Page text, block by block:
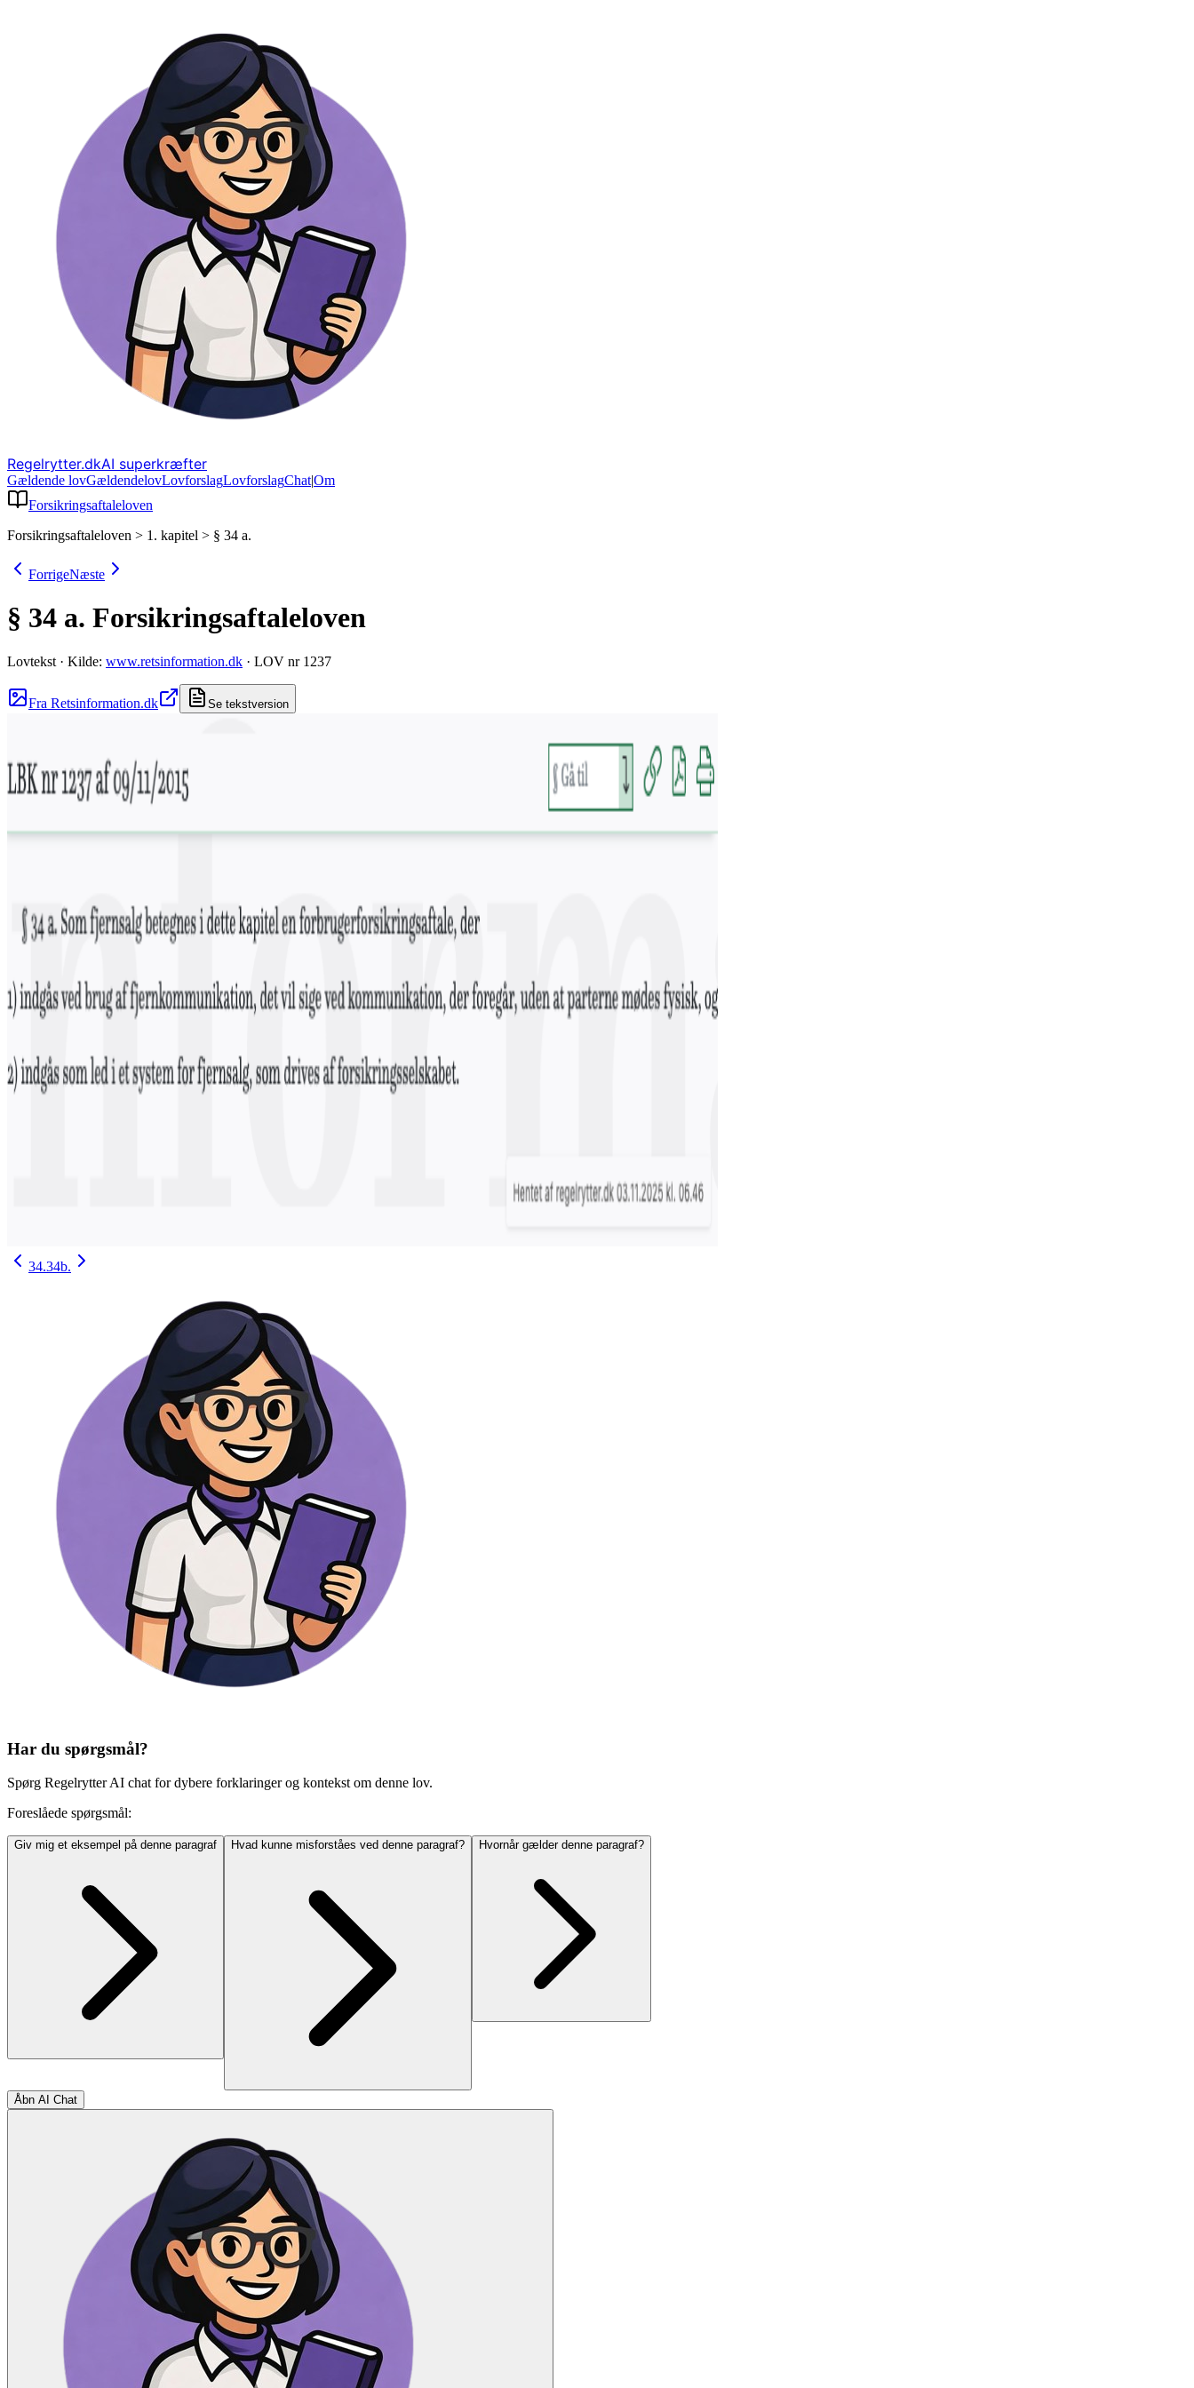
Regelrytter.dkAI superkræfter
Gældende lovGældendelovLovforslagLovforslagChat|Om
Forsikringsaftaleloven
Forsikringsaftaleloven > 1. kapitel > § 34 a.
ForrigeNæste
§ 34 a. Forsikringsaftaleloven
Lovtekst · Kilde: www.retsinformation.dk · LOV nr 1237
Fra Retsinformation.dk Se tekstversion
34.34b.
Har du spørgsmål?
Spørg Regelrytter AI chat for dybere forklaringer og kontekst om denne lov.
Foreslåede spørgsmål:
Giv mig et eksempel på denne paragraf Hvad kunne misforståes ved denne paragraf? Hvornår gælder denne paragraf?
Åbn AI Chat